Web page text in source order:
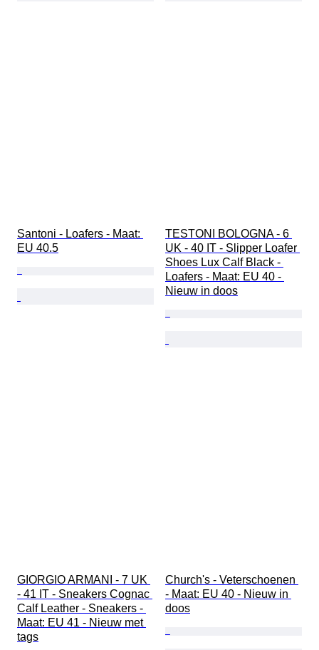
Santoni - Loafers - Maat:
EU 40.5
TESTONI BOLOGNA - 6
UK - 40 IT - Slipper Loafer
Shoes Lux Calf Black -
Loafers - Maat: EU 40 -
Nieuw in doos
GIORGIO ARMANI - 7 UK
- 41 IT - Sneakers Cognac
Calf Leather - Sneakers -
Maat: EU 41 - Nieuw met
tags
Church's - Veterschoenen
- Maat: EU 40 - Nieuw in
doos